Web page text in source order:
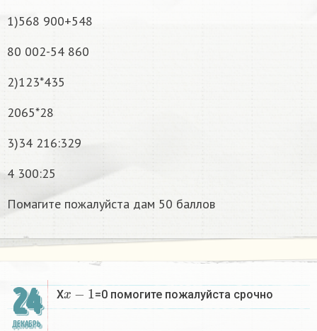
1)568 900+548
80 002-54 860
2)123*435
2065*28
3)34 216:329
4 300:25
Помагите пожалуйста дам 50 баллов
24
ДЕКАБРЬ
X
x−1
=0 помогите пожалуйста срочно